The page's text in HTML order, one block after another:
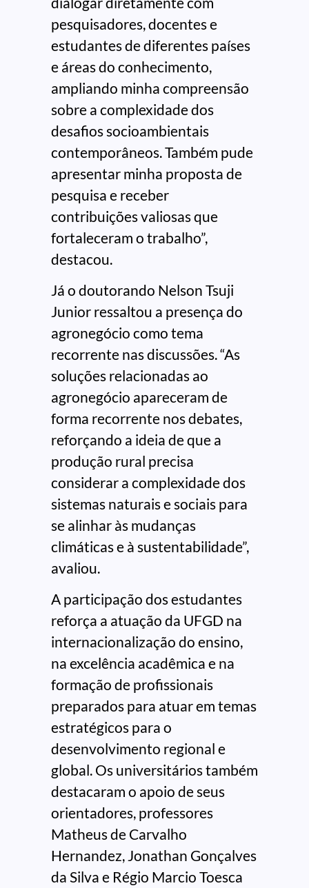
pesquisadores, docentes e
estudantes de diferentes países
e áreas do conhecimento,
ampliando minha compreensão
sobre a complexidade dos
desafios socioambientais
contemporâneos. Também pude
apresentar minha proposta de
pesquisa e receber
contribuições valiosas que
fortaleceram o trabalho”,
destacou.
Já o doutorando Nelson Tsuji
Junior ressaltou a presença do
agronegócio como tema
recorrente nas discussões. “As
soluções relacionadas ao
agronegócio apareceram de
forma recorrente nos debates,
reforçando a ideia de que a
produção rural precisa
considerar a complexidade dos
sistemas naturais e sociais para
se alinhar às mudanças
climáticas e à sustentabilidade”,
avaliou.
A participação dos estudantes
reforça a atuação da UFGD na
internacionalização do ensino,
na excelência acadêmica e na
formação de profissionais
preparados para atuar em temas
estratégicos para o
desenvolvimento regional e
global. Os universitários também
destacaram o apoio de seus
orientadores, professores
Matheus de Carvalho
Hernandez, Jonathan Gonçalves
da Silva e Régio Marcio Toesca